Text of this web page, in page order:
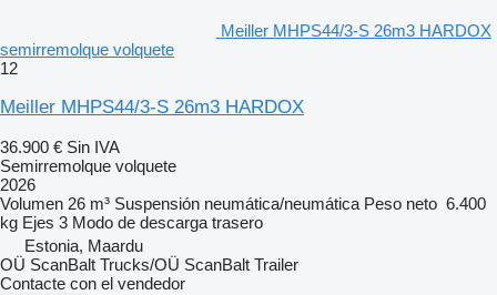
Meiller MHPS44/3-S 26m3 HARDOX
semirremolque volquete
12
Meiller MHPS44/3-S 26m3 HARDOX
36.900 € Sin IVA
Semirremolque volquete
2026
Volumen 26 m³ Suspensión neumática/neumática Peso neto 6.400
kg Ejes 3 Modo de descarga trasero
Estonia, Maardu
OÜ ScanBalt Trucks/OÜ ScanBalt Trailer
Contacte con el vendedor